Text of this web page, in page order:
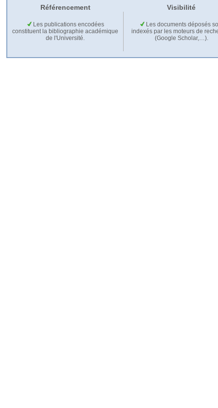
Référencement Visibilité
Les publications encodées
constituent la bibliographie académique
de l'Université.
Les documents déposés
indexés par les moteurs de
(Google Scholar,…).